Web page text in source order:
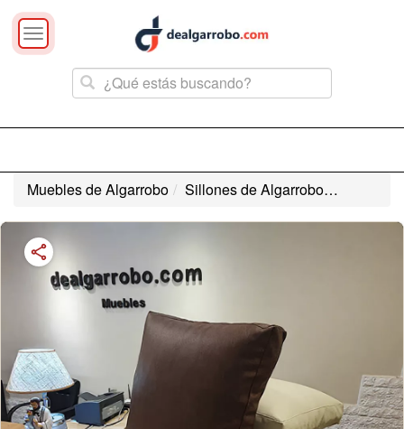
Toggle
navigation
Muebles de Algarrobo Sillones de Algarrobo